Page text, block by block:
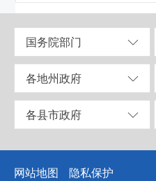
国务院部门
各地州政府
各县市政府
网站地图 隐私保护